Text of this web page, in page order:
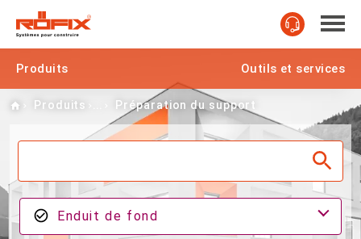
Produits Outils et services
Home
Produits Préparation du support
Enduit de fond